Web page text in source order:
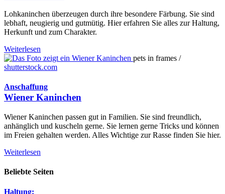
Lohkaninchen überzeugen durch ihre besondere Färbung. Sie sind
lebhaft, neugierig und gutmütig. Hier erfahren Sie alles zur Haltung,
Herkunft und zum Charakter.
Weiterlesen
pets in frames /
shutterstock.com
Anschaffung
Wiener Kaninchen
Wiener Kaninchen passen gut in Familien. Sie sind freundlich,
anhänglich und kuscheln gerne. Sie lernen gerne Tricks und können
im Freien gehalten werden. Alles Wichtige zur Rasse finden Sie hier.
Weiterlesen
Beliebte Seiten
Haltung: